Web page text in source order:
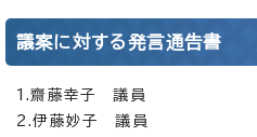
議案に対する発言通告書
1.齋藤幸子 議員
2.伊藤妙子 議員